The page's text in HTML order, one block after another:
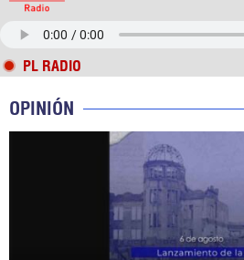
PL RADIO
OPINIÓN